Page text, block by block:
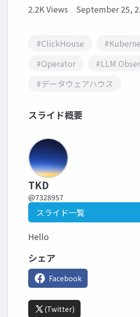
2.2K Views September 25,
#ClickHouse
#Operator
#LLM
#データウェアハウス
スライド概要
TKD
@7328957
スライド一覧
Hello
シェア
Facebook
(Twitter)